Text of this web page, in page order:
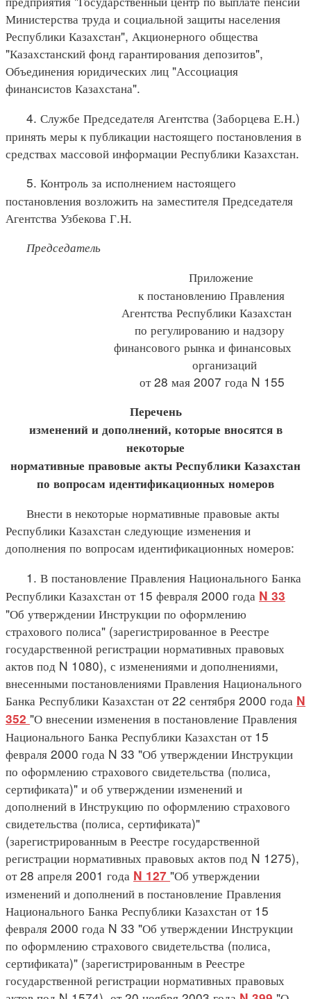
Министерства труда и социальной защиты населения
Республики Казахстан", Акционерного общества
"Казахстанский фонд гарантирования депозитов",
Объединения юридических лиц "Ассоциация
финансистов Казахстана".
4. Службе Председателя Агентства (Заборцева Е.Н.)
принять меры к публикации настоящего постановления в
средствах массовой информации Республики Казахстан.
5. Контроль за исполнением настоящего
постановления возложить на заместителя Председателя
Агентства Узбекова Г.Н.
Председатель
Приложение
к постановлению Правления
Агентства Республики Казахстан
по регулированию и надзору
финансового рынка и финансовых
организаций
от 28 мая 2007 года N 155
Перечень
изменений и дополнений, которые вносятся в
некоторые
нормативные правовые акты Республики Казахстан
по вопросам идентификационных номеров
Внести в некоторые нормативные правовые акты
Республики Казахстан следующие изменения и
дополнения по вопросам идентификационных номеров:
1. В постановление Правления Национального Банка
Республики Казахстан от 15 февраля 2000 года N 33
"Об утверждении Инструкции по оформлению
страхового полиса" (зарегистрированное в Реестре
государственной регистрации нормативных правовых
актов под N 1080), с изменениями и дополнениями,
внесенными постановлениями Правления Национального
Банка Республики Казахстан от 22 сентября 2000 года N
352 "О внесении изменения в постановление Правления
Национального Банка Республики Казахстан от 15
февраля 2000 года N 33 "Об утверждении Инструкции
по оформлению страхового свидетельства (полиса,
сертификата)" и об утверждении изменений и
дополнений в Инструкцию по оформлению страхового
свидетельства (полиса, сертификата)"
(зарегистрированным в Реестре государственной
регистрации нормативных правовых актов под N 1275),
от 28 апреля 2001 года N 127 "Об утверждении
изменений и дополнений в постановление Правления
Национального Банка Республики Казахстан от 15
февраля 2000 года N 33 "Об утверждении Инструкции
по оформлению страхового свидетельства (полиса,
сертификата)" (зарегистрированным в Реестре
государственной регистрации нормативных правовых